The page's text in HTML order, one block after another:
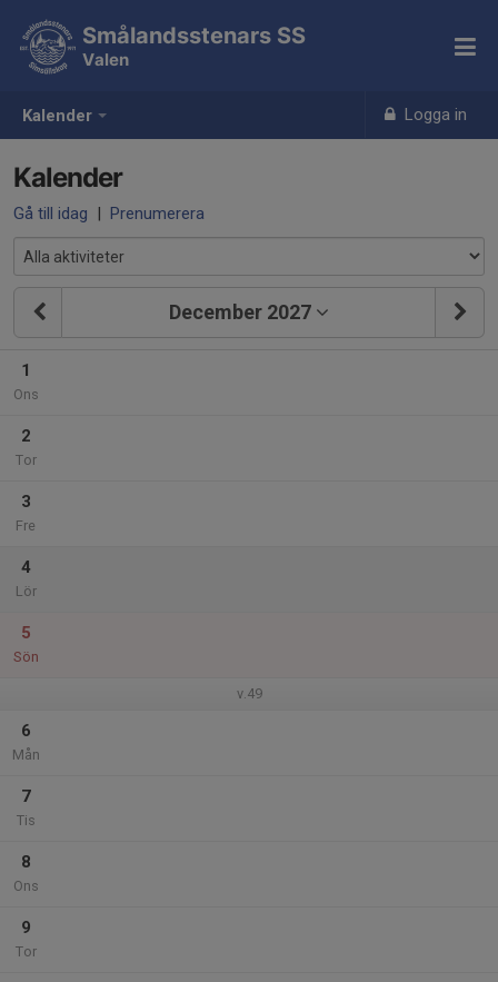
Kalender Logga in
Smålandsstenars SS
Valen
Kalender
Gå till idag | Prenumerera
December 2027
1
Ons
2
Tor
3
Fre
4
Lör
5
Sön
v.49
6
Mån
7
Tis
8
Ons
9
Tor